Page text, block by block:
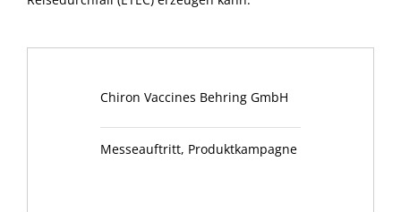
Chiron Vaccines Behring GmbH
Messeauftritt, Produktkampagne